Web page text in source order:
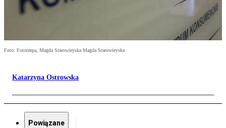
Foto: Fotorzepa, Magda Starowieyska Magda Starowieyska
Katarzyna Ostrowska
Powiązane